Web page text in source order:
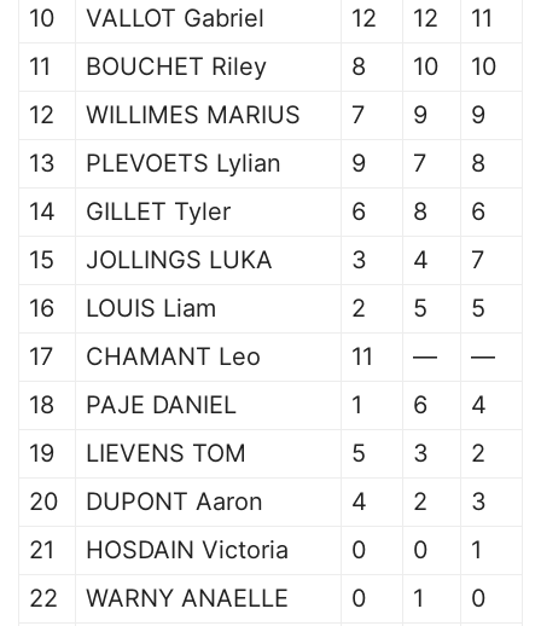
10
VALLOT Gabriel 12 12
11
11
BOUCHET Riley 8 10
10
12
WILLIMES MARIUS 7 9
9
13
PLEVOETS Lylian 9 7
8
14
GILLET Tyler 6 8
6
15
JOLLINGS LUKA 3 4
7
16
LOUIS Liam 2 5
5
17
CHAMANT Leo 11 —
—
18
PAJE DANIEL 1 6
4
19
LIEVENS TOM 5 3
2
20
DUPONT Aaron 4 2
3
21
HOSDAIN Victoria 0 0
1
22
WARNY ANAELLE 0 1
0